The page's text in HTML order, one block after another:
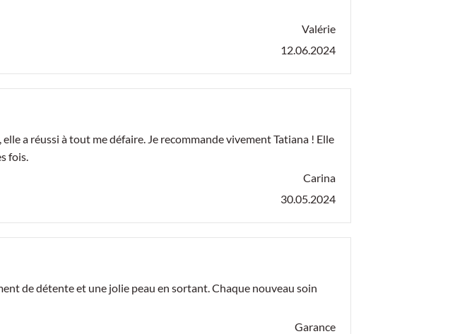
Valérie
12.06.2024
a réussi à tout me défaire. Je recommande vivement Tatiana ! Elle
fois.
Carina
30.05.2024
de détente et une jolie peau en sortant. Chaque nouveau soin
Garance